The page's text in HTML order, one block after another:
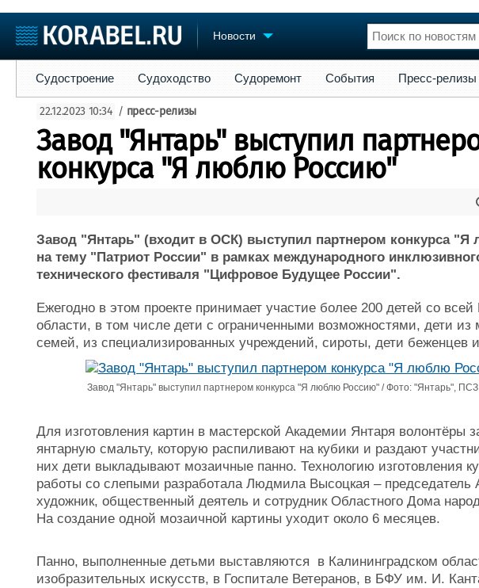
Новости
Судостроение
Пульс
Новости
Репутация
Журнал
Реклама
Торговая площадка
Доска объявлений
Продажа флота
Оборудование
Изделия
Конференции
Личности
Словарь
Судостроение Судоходство Судоремонт События Пресс-релизы
22.12.2023 10:34 / пресс-релизы
Завод "Янтарь" выступил
конкурса "Я люблю Россию"
Завод "Янтарь" (входит в ОСК) выступил партнером конкурса
на тему "Патриот России" в рамках международного
технического фестиваля "Цифровое Будущее России".
Ежегодно в этом проекте принимает участие более 200 детей со всей
области, в том числе дети с ограниченными возможностями, дети из
семей, из специализированных учреждений, сироты, дети беженцев
Завод "Янтарь" выступил партнером конкурса "Я люблю Россию" / Фото: "Янтарь", ПСЗ
Для изготовления картин в мастерской Академии Янтаря волонтёры
янтарную смальту, которую распиливают на кубики и раздают
них дети выкладывают мозаичные панно. Технологию изготовления
работы со слепыми разработала Людмила Высоцкая – председатель
художник, общественный деятель и сотрудник Областного Дома
На создание одной мозаичной картины уходит около 6 месяцев.
Панно, выполненные детьми выставляются в Калининградском
изобразительных искусств, в Госпитале Ветеранов, в БФУ им. И.